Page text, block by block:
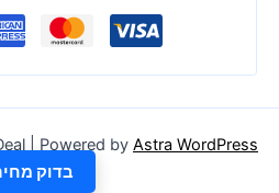
| Powered by Astra WordPress
Theme
בדוק